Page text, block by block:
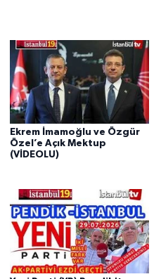
Ekrem İmamoğlu ve Özgür
Özel’e Açık Mektup
(VİDEOLU)